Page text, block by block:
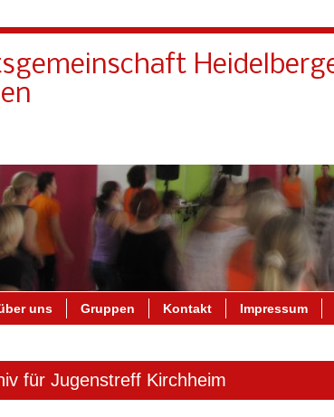
uns Gruppen Kontakt Impressum
für Jugenstreff Kirchheim